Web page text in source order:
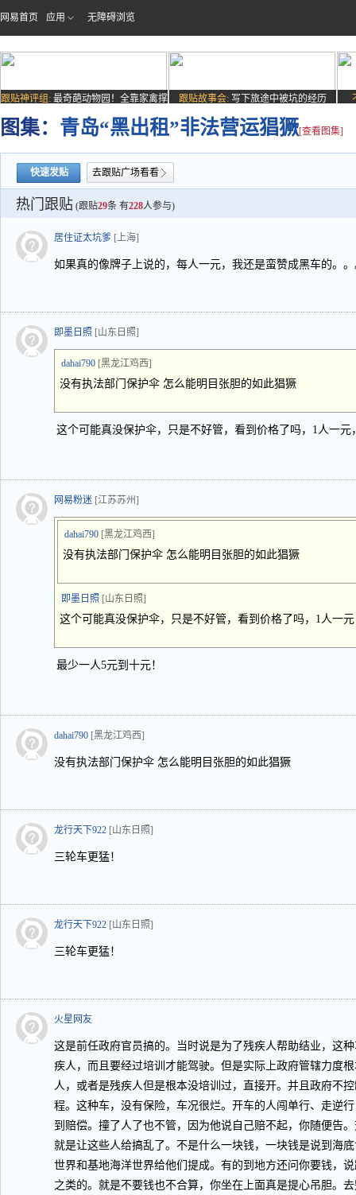
网易首页 应用 无障碍浏览
跟贴神评组: 最奇葩动物园！全靠家禽撑
场子
跟贴故事会: 写下旅途中被坑的经历
图集： 青岛“黑出租”非法营运猖獗[查看图集]
快速发贴 去跟贴广场看看
热门跟贴 (跟贴29条 有228人参与)
居住证太坑爹 [上海]
如果真的像牌子上说的，每人一元，我还是蛮赞成黑车的。
即墨日照 [山东日照]
dahai790 [黑龙江鸡西]
没有执法部门保护伞 怎么能明目张胆的如此猖獗
这个可能真没保护伞，只是不好管，看到价格了吗，1人一
网易粉迷 [江苏苏州]
dahai790 [黑龙江鸡西]
没有执法部门保护伞 怎么能明目张胆的如此猖獗
即墨日照 [山东日照]
这个可能真没保护伞，只是不好管，看到价格了吗，1人一
最少一人5元到十元！
dahai790 [黑龙江鸡西]
没有执法部门保护伞 怎么能明目张胆的如此猖獗
龙行天下922 [山东日照]
三轮车更猛！
龙行天下922 [山东日照]
三轮车更猛！
火星网友
这是前任政府官员搞的。当时说是为了残疾人帮助结业，这
疾人，而且要经过培训才能驾驶。但是实际上政府管辖力度
人，或者是残疾人但是根本没培训过，直接开。并且政府不
程。这种车，没有保险，车况很烂。开车的人闯单行、走逆
到赔偿。撞了人了也不管，因为他说自己赔不起，你随便告
就是让这些人给搞乱了。不是什么一块钱，一块钱是说到海
世界和基地海洋世界给他们提成。有的到地方还问你要钱，
之类的。就是不要钱也不合算，你坐在上面真是提心吊胆。